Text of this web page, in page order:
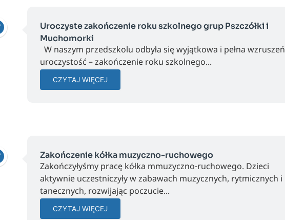
Uroczyste zakończenie roku szkolnego grup Pszczółki i
Muchomorki
W naszym przedszkolu odbyła się wyjątkowa i pełna wzruszeń
uroczystość – zakończenie roku szkolnego...
CZYTAJ WIĘCEJ
Zakończenie kółka muzyczno-ruchowego
Zakończyłyśmy pracę kółka mmuzyczno-ruchowego. Dzieci
aktywnie uczestniczyły w zabawach muzycznych, rytmicznych i
tanecznych, rozwijając poczucie...
CZYTAJ WIĘCEJ